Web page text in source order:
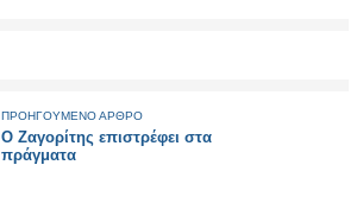
ΠΡΟΗΓΟΥΜΕΝΟ ΑΡΘΡΟ
Ο Ζαγορίτης επιστρέφει στα
πράγματα